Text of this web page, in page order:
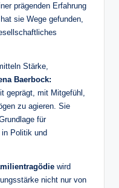
prägenden Erfahrung
sie Wege gefunden,
Stärke,
Baerbock:
geprägt, mit Mitgefühl,
zu agieren. Sie
für
Politik und
wird
nicht nur von